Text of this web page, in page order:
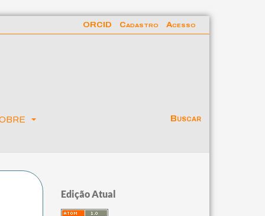
Buscar
ORCID Cadastro Acesso
Edição Atual